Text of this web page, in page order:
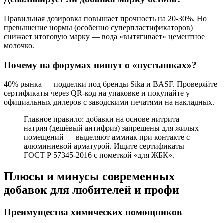
Правильная дозировка повышает прочность на 20-30%. Но
превышение нормы (особенно суперпластификаторов)
снижает итоговую марку — вода «вытягивает» цементное
молочко.
Почему на форумах пишут о «пустышках»?
40% рынка — подделки под бренды Sika и BASF. Проверяйте
сертификаты через QR-код на упаковке и покупайте у
официальных дилеров с заводскими печатями на накладных.
Главное правило: добавки на основе нитрита
натрия (дешёвый антифриз) запрещены для жилых
помещений — выделяют аммиак при контакте с
алюминиевой арматурой. Ищите сертификаты
ГОСТ Р 57345-2016 с пометкой «для ЖБК».
Плюсы и минусы современных
добавок для любителей и профи
Преимущества химических помощников